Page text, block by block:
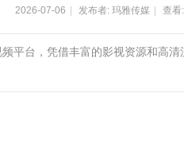
2026-07-06 发布者: 玛雅传媒 查
平台，凭借丰富的影视资源和高